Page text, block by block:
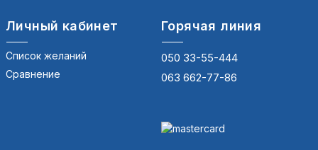
Личный кабинет
Список желаний
Сравнение
Горячая линия
050 33-55-444
063 662-77-86